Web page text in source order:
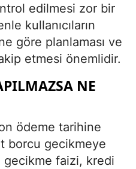
edilmesi zor bir
kullanıcıların
göre planlaması ve
etmesi önemlidir.
NE
ödeme tarihine
borcu gecikmeye
gecikme faizi, kredi